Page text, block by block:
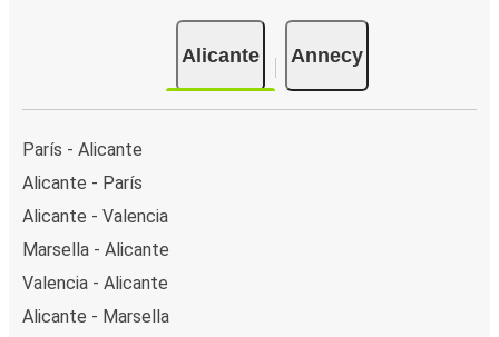
Alicante Annecy
París - Alicante
Alicante - París
Alicante - Valencia
Marsella - Alicante
Valencia - Alicante
Alicante - Marsella